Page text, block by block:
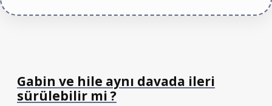
Gabin ve hile aynı davada ileri
sürülebilir mi ?